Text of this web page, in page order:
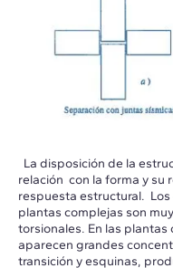
La disposición de la
relación con la forma y su
respuesta estructural.
plantas complejas son
torsionales. En las
aparecen grandes
transición y esquinas,